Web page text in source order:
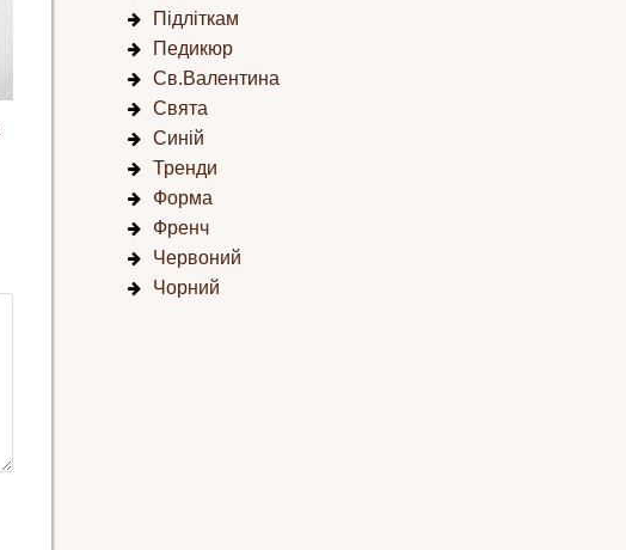
Підліткам
Педикюр
Св.Валентина
Свята
Синій
Тренди
Форма
Френч
Червоний
Чорний